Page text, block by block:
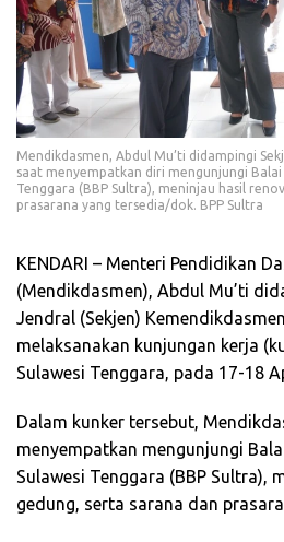
Mendikdasmen, Abdul Mu’ti didampingi
saat menyempatkan diri mengunjungi Balai
Tenggara (BBP Sultra), meninjau hasil
prasarana yang tersedia/dok. BPP Sultra
KENDARI – Menteri Pendidikan
(Mendikdasmen), Abdul Mu’ti
Jendral (Sekjen)
melaksanakan kunjungan kerja
Sulawesi Tenggara, pada 17-18
Dalam kunker tersebut,
menyempatkan mengunjungi
Sulawesi Tenggara (BBP Sultra),
gedung, serta sarana dan